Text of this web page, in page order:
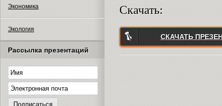
Экономика
Экология
Рассылка презентаций
Скачать:
СКАЧАТЬ